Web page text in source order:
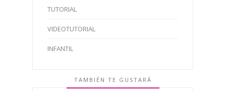
TUTORIAL
VIDEOTUTORIAL
INFANTIL
TAMBIÉN TE GUSTARÁ